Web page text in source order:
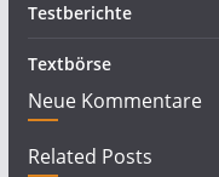
Testberichte
Textbörse
Neue Kommentare
Related Posts